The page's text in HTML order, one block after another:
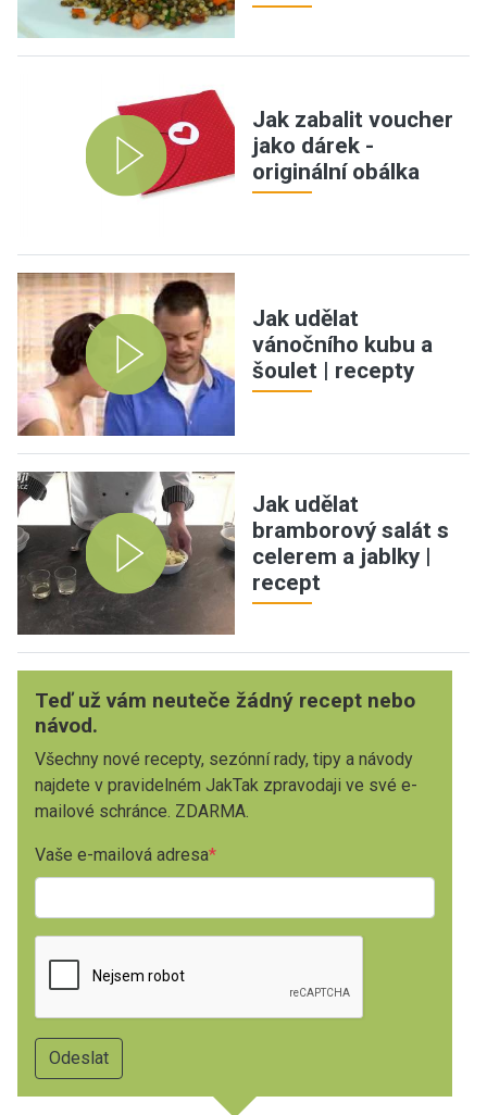
Jak zabalit voucher
jako dárek -
originální obálka
Jak udělat
vánočního kubu a
šoulet | recepty
Jak udělat
bramborový salát s
celerem a jablky |
recept
Teď už vám neuteče žádný recept nebo
návod.
Všechny nové recepty, sezónní rady, tipy a návody
najdete v pravidelném JakTak zpravodaji ve své e-
mailové schránce. ZDARMA.
Vaše e-mailová adresa